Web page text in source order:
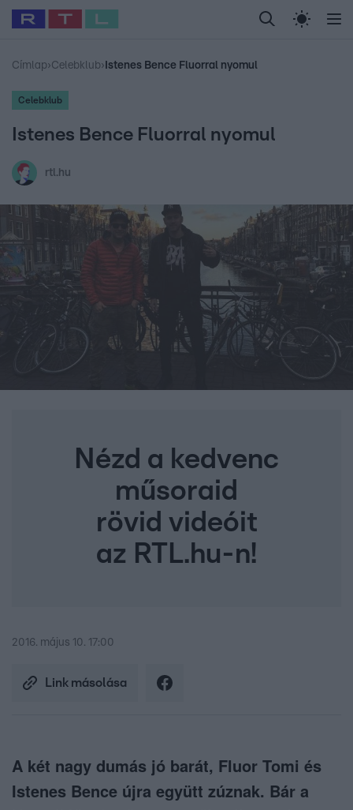
Legfrissebb RTL Híradó Randi Celeb vagyok,
Babits Marcella Most Wanted Gallusz
Címlap›Celebklub› Istenes Bence Fluorral nyomul
Celebklub
Istenes Bence Fluorral nyomul
rtl.hu
Nézd a kedvenc
műsoraid
rövid videóit
az RTL.hu-n!
2016. május 10. 17:00
Link másolása
A két nagy dumás jó barát, Fluor Tomi és
Istenes Bence újra együtt zúznak. Bár a